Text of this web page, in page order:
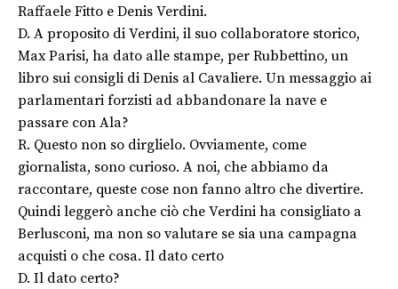
Raffaele Fitto e Denis Verdini.
D. A proposito di Verdini, il suo collaboratore storico,
Max Parisi, ha dato alle stampe, per Rubbettino, un
libro sui consigli di Denis al Cavaliere. Un messaggio ai
parlamentari forzisti ad abbandonare la nave e
passare con Ala?
R. Questo non so dirglielo. Ovviamente, come
giornalista, sono curioso. A noi, che abbiamo da
raccontare, queste cose non fanno altro che divertire.
Quindi leggerò anche ciò che Verdini ha consigliato a
Berlusconi, ma non so valutare se sia una campagna
acquisti o che cosa. Il dato certo
D. Il dato certo?